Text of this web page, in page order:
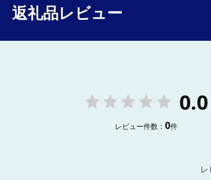
返礼品レビュー
0.0
レビュー件数： 0件
レ